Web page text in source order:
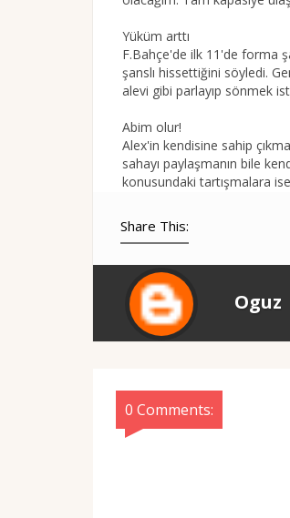
Yüküm arttı
F.Bahçe'de ilk 11'de forma
şanslı hissettiğini söyledi.
alevi gibi parlayıp sönmek
Abim olur!
Alex'in kendisine sahip
sahayı paylaşmanın bile
konusundaki tartışmalara
Share This:
Oguz
0 Comments: